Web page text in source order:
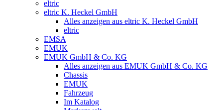
eltric
eltric K. Heckel GmbH
Alles anzeigen aus eltric K. Heckel GmbH
eltric
EMSA
EMUK
EMUK GmbH & Co. KG
Alles anzeigen aus EMUK GmbH & Co. KG
Chassis
EMUK
Fahrzeug
Im Katalog